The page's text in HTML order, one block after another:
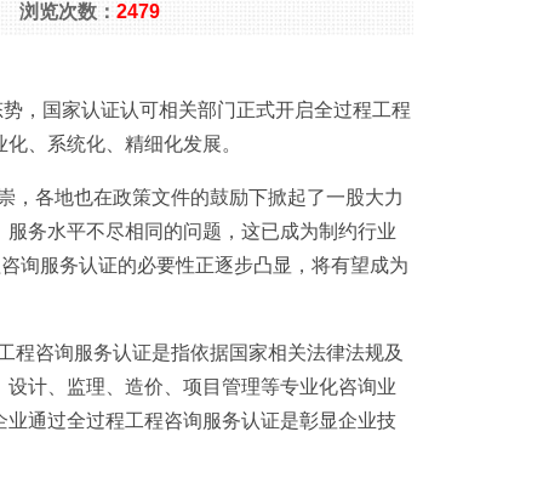
2 3
浏览次数： 2479
国家认证认可相关部门正式开启全过程工程
、系统化、精细化发展。
各地也在政策文件的鼓励下掀起了一股大力
务水平不尽相同的问题，这已成为制约行业
询服务认证的必要性正逐步凸显，将有望成为
咨询服务认证是指依据国家相关法律法规及
计、监理、造价、项目管理等专业化咨询业
通过全过程工程咨询服务认证是彰显企业技